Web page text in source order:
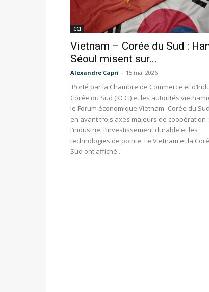
CCI
Vietnam – Corée du Sud :
Séoul misent sur...
Alexandre Capri - 15 mai 2026
Porté par la Chambre de Commerce et
Corée du Sud (KCCI) et les autorités
le Forum économique Vietnam–Corée du
en avant trois axes majeurs de coopération :
l’industrie, l’investissement durable et les
technologies de pointe. Le Vietnam et la
Sud ont affiché...